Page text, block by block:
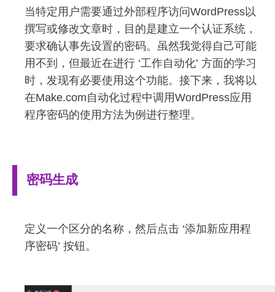
当特定用户需要通过外部程序访问WordPress以
撰写或修改文章时，目的是建立一个认证系统，
要求确认事先设置的密码。虽然我觉得自己可能
用不到，但最近在进行 ‘工作自动化’ 方面的学习
时，发现有必要使用这个功能。接下来，我将以
在Make.com自动化过程中调用WordPress应用
程序密码的使用方法为例进行整理。
密码生成
定义一个区分的名称，然后点击 ‘添加新应用程
序密码’ 按钮。